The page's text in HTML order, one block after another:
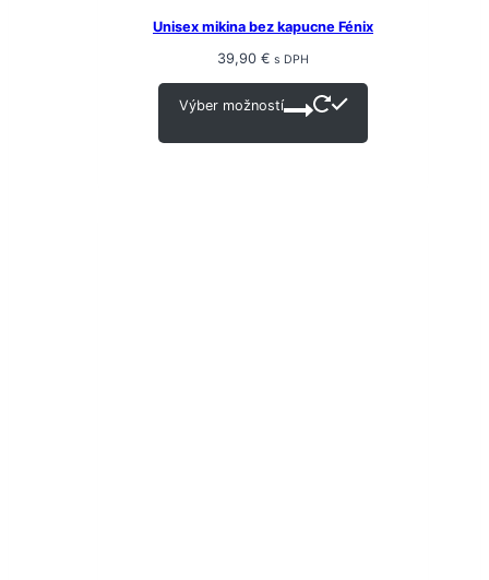
Unisex mikina bez kapucne Fénix
39,90 € s DPH
Výber možností